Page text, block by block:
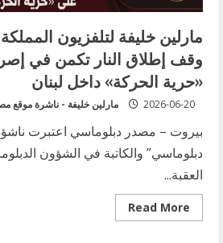
مارلين خليفة لتلفزيون المملكة
وقف إطلاق النار تكمن في
«حرية الحركة» داخل لبنان
مارلين خليفة - ناشرة موقع 2026-06-20
بيروت – مصدر دبلوماسي اعتبرت
دبلوماسي” والكاتبة في الشؤون
العقبة...
Read More
Read
more